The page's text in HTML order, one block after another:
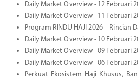
Daily Market Overview - 12 Februari
Daily Market Overview - 11 Februari
Program RINDU HAJI 2026 – Rincian
Daily Market Overview - 10 Februari
Daily Market Overview - 09 Februari
Daily Market Overview - 06 Februari
Perkuat Ekosistem Haji Khusus,